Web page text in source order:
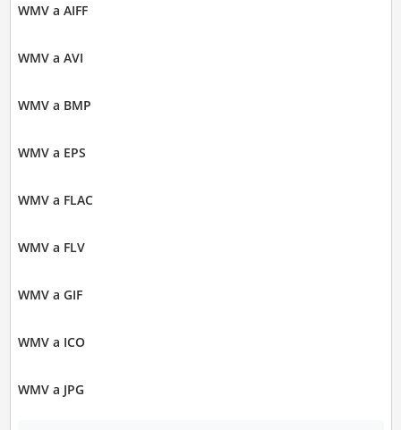
WMV a AIFF
WMV a AVI
WMV a BMP
WMV a EPS
WMV a FLAC
WMV a FLV
WMV a GIF
WMV a ICO
WMV a JPG